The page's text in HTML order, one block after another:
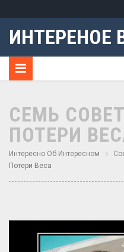
ИНТЕРЕНОЕ
СЕМЬ
ПОТЕРИ
Интересно Об Интересном
Потери Веса